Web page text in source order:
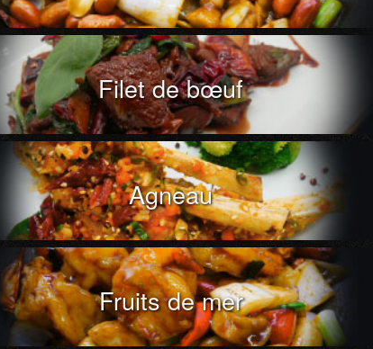
Filet de bœuf
Agneau
Fruits de mer